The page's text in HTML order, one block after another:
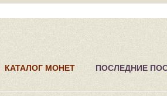
КАТАЛОГ МОНЕТ ПОСЛЕДНИЕ